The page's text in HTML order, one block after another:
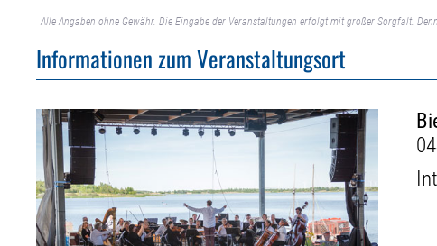
Alle Angaben ohne Gewähr. Die Eingabe der Veranstaltungen erfolgt mit großer Sorgfalt.
Informationen zum Veranstaltungsort